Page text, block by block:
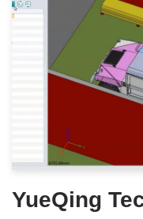
YueQing